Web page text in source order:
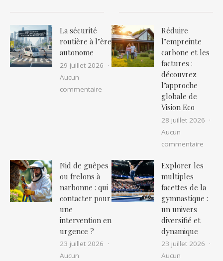
La sécurité
routière à l’ère
autonome
29 juillet 2026
Aucun
commentaire sur La sécurité routière à l’ère
Réduire
l’empreinte
carbone et les
factures :
découvrez
l’approche
globale de
Vision Eco
28 juillet 2026
Aucun
commentaire
Nid de guêpes
ou frelons à
narbonne : qui
contacter pour
une
intervention en
urgence ?
23 juillet 2026
Aucun
Explorer les
multiples
facettes de la
gymnastique :
un univers
diversifié et
dynamique
23 juillet 2026
Aucun